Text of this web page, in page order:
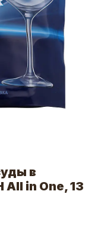
в
in One, 13